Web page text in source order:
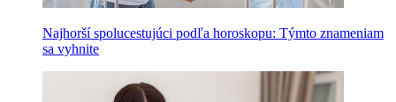
Najhorší spolucestujúci podľa horoskopu: Týmto znameniam
sa vyhnite